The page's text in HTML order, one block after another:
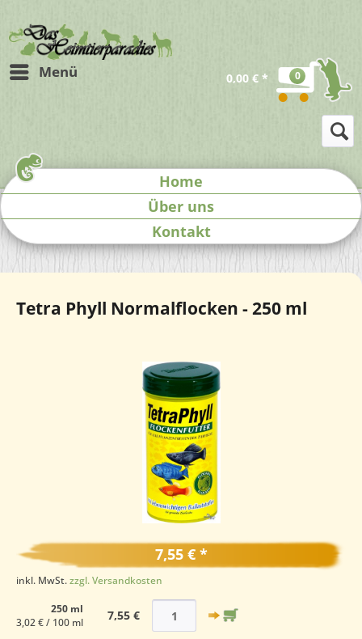
Menü 0
0,00 € *
Home
Über uns
Kontakt
Tetra Phyll Normalflocken - 250 ml
7,55 € *
inkl. MwSt.zzgl. Versandkosten
250 ml
3,02 € / 100 ml
7,55 €